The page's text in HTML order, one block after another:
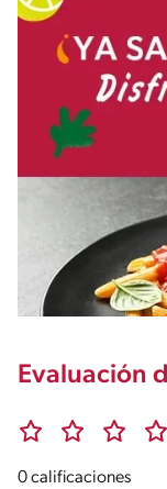
Evaluación
0 calificaciones